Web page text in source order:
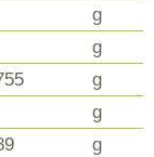
g
g
g
g
g